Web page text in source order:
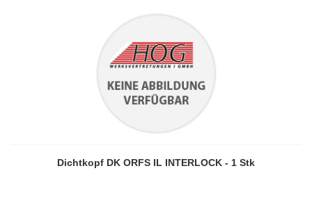
Dichtkopf DK ORFS IL INTERLOCK - 1 Stk